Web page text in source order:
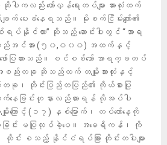
ါကလည်း တော်လှန်ရေးတပ်များ အားလုံးထက်
ျက် ပေးခံနေရသည်။ မိုးစက်ငြိမ်းကျော်၏
နိုင်လား” ဆိုသည့် ဆောင်းပါးတွင် “အာရ
အင်အား (၅၀,၀၀၀) အထက်နှင့်
ား ဖော်ပြထားသည်။ စင်စစ်သော် အာရက္ခတပ်
အစည်းတခု ဆိုသည်ထက် တမျိုးသားလုံးနှင့်
၊ တိုင်းပြည်တပြည်၏ ကိုယ်စားပြု
ေခြင်းဟု နားလည်ထားရန် လိုအပ်ပါ
းကြောင့် (၁၇) နှစ်မြောက်၊ တပ်တော်နေ့ကို
းပခြင်း မပြုလုပ်ခဲ့ပေ။ အမေရိကန်၊ ကို
ထိုင်း စသည့် နိုင်ငံရပ်ခြား တိုင်းတပါးများ